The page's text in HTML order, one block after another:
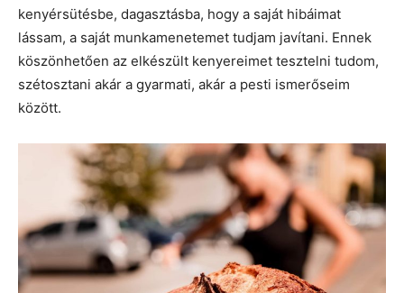
kenyérsütésbe, dagasztásba, hogy a saját hibáimat
lássam, a saját munkamenetemet tudjam javítani. Ennek
köszönhetően az elkészült kenyereimet tesztelni tudom,
szétosztani akár a gyarmati, akár a pesti ismerőseim
között.